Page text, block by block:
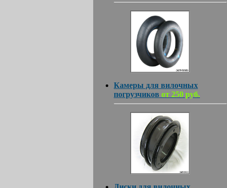
Камеры для вилочных
погрузчиков от 250 руб.